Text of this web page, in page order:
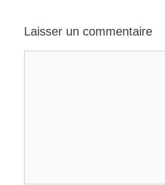
Laisser un commentaire